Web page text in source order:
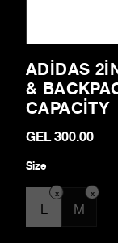
ADIDAS
&
CAPACITY
GEL 300.00
Size
L
x
M
x